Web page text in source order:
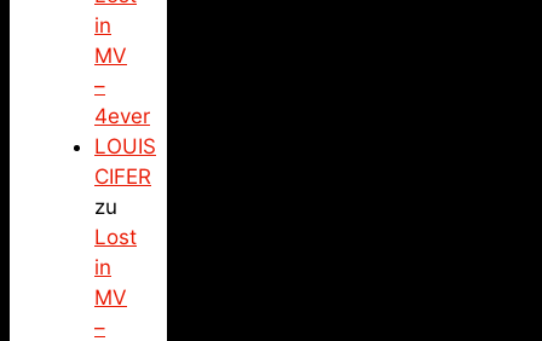
in
MV
–
4ever
LOUIS
CIFER
zu
Lost
in
MV
–